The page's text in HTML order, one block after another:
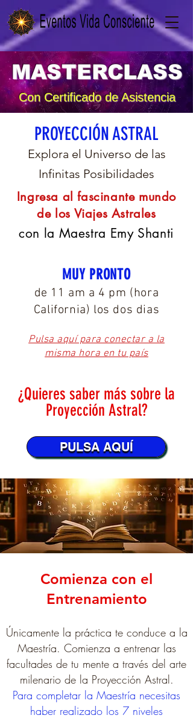
MASTERCLASS
Con Certificado de Asistencia
PROYECCIÓN ASTRAL
Explora el Universo de las
Infinitas Posibilidades
Ingresa al fascinante mundo
de los Viajes Astrales
con la Maestra Emy Shanti
MUY PRONTO
de 11 am a 4 pm (hora
California) los dos dias
Pulsa aquí para conectar a la
misma hora en tu país
¿Quieres saber más sobre la
Proyección Astral?
PULSA AQUÍ
Comienza con el
Entrenamiento
Únicamente la práctica te conduce a la
Maestría. Comienza a entrenar las
facultades de tu mente a través del arte
milenario de la Proyección Astral.
Para completar la Maestría necesitas
haber realizado los 7 niveles